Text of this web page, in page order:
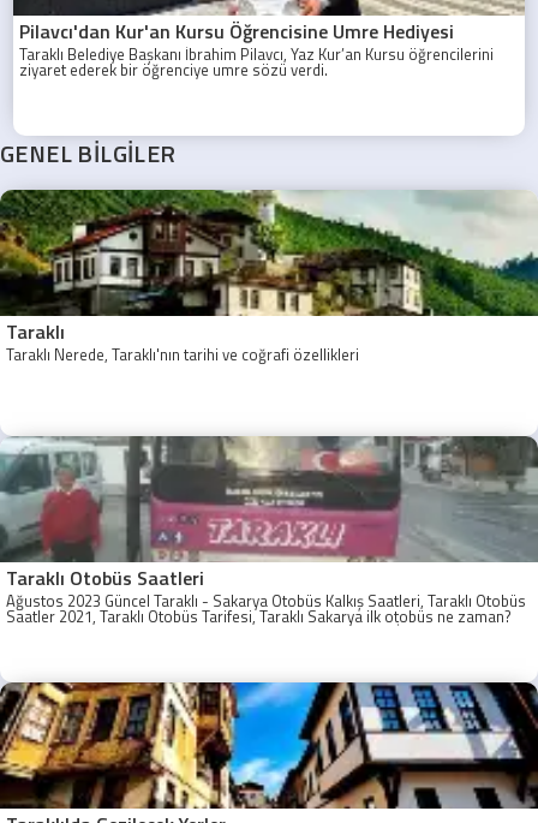
Pilavcı'dan Kur'an Kursu Öğrencisine Umre Hediyesi
Taraklı Belediye Başkanı İbrahim Pilavcı, Yaz Kur’an Kursu öğrencilerini
ziyaret ederek bir öğrenciye umre sözü verdi.
GENEL BİLGİLER
Taraklı
Taraklı Nerede, Taraklı'nın tarihi ve coğrafi özellikleri
Taraklı Otobüs Saatleri
Ağustos 2023 Güncel Taraklı - Sakarya Otobüs Kalkış Saatleri, Taraklı Otobüs
Saatler 2021, Taraklı Otobüs Tarifesi, Taraklı Sakarya ilk otobüs ne zaman?
Taraklı - Sakarya Son Otobüs Ne zaman? Sakarya Taraklı İlk Otobüs Ne